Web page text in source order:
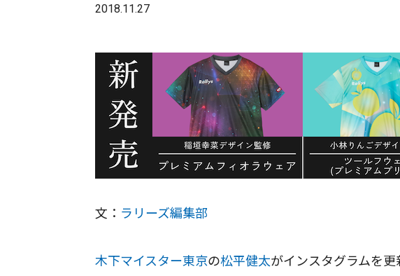
2018.11.27
文： ラリーズ編集部
木下マイスター東京の松平健太がインスタグラムを